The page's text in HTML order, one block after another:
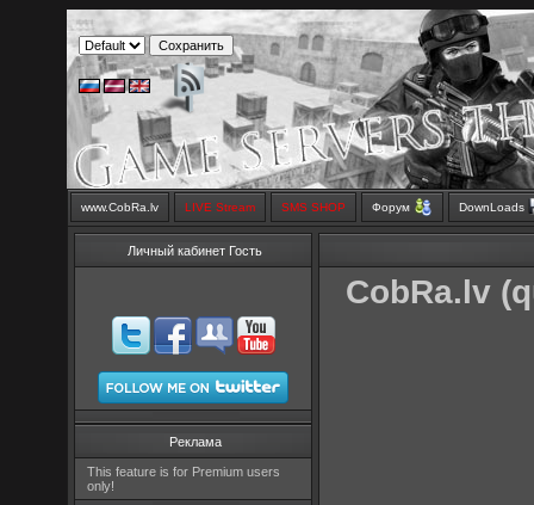
www.CobRa.lv LIVE Stream SMS SHOP Форум DownLoads
Личный кабинет Гость
Реклама
This feature is for Premium users
only!
CobRa.lv